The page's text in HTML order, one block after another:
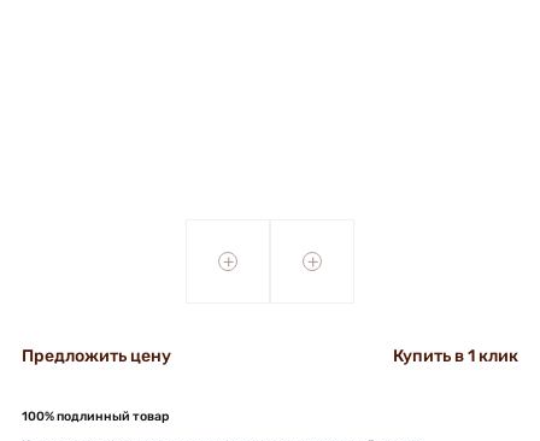
+ +
Предложить цену Купить в 1 клик
100% подлинный товар